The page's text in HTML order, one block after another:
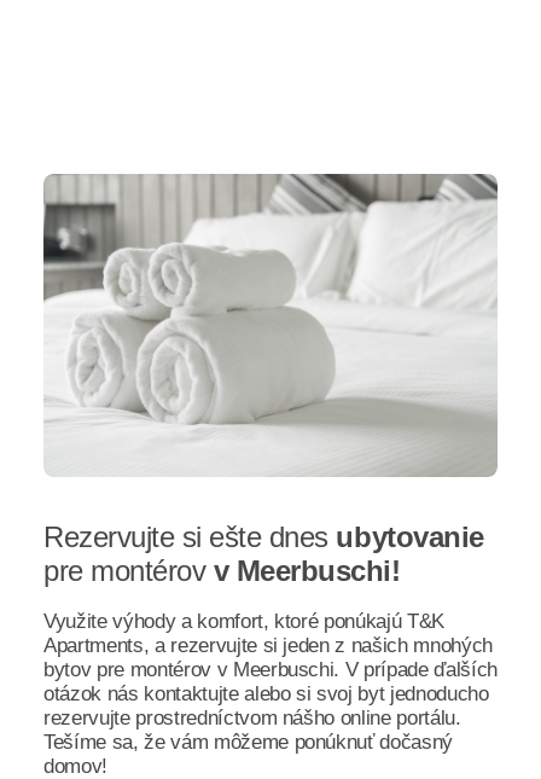
Rezervujte si ešte dnes ubytovanie
pre montérov v Meerbuschi!
Využite výhody a komfort, ktoré ponúkajú T&K
Apartments, a rezervujte si jeden z našich mnohých
bytov pre montérov v Meerbuschi. V prípade ďalších
otázok nás kontaktujte alebo si svoj byt jednoducho
rezervujte prostredníctvom nášho online portálu.
Tešíme sa, že vám môžeme ponúknuť dočasný
domov!